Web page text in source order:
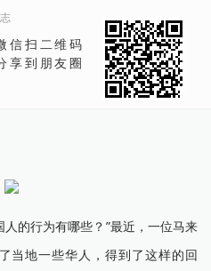
信扫二维码
享到朋友圈
的行为有哪些？”最近，一位马来
当地一些华人，得到了这样的回